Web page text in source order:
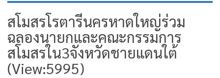
สโมสรโรตารีนครหาดใหญ่ร่วม
ฉลองนายกและคณะกรรมการ
สโมสรใน3จังหวัดชายแดนใต้
(View:5995)